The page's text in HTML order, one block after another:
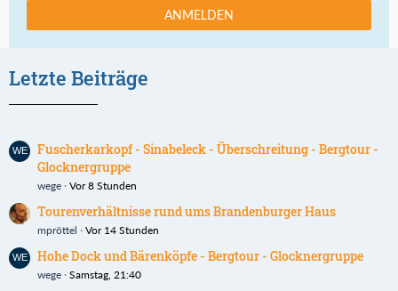
ANMELDEN
Letzte Beiträge
Fuscherkarkopf - Sinabeleck - Überschreitung - Bergtour -
Glocknergruppe
wege Vor 8 Stunden
Tourenverhältnisse rund ums Brandenburger Haus
mpröttel Vor 14 Stunden
Hohe Dock und Bärenköpfe - Bergtour - Glocknergruppe
wege Samstag, 21:40